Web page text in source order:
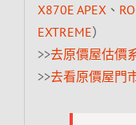
X870E APEX 、
EXTREME）
>>去原價屋估價
>>去看原價屋門